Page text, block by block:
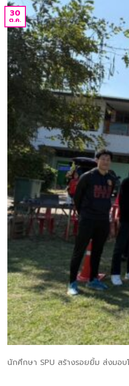
30
ต.ค.
นักศึกษา SPU สร้างรอยยิ้ม ส่งมอบ